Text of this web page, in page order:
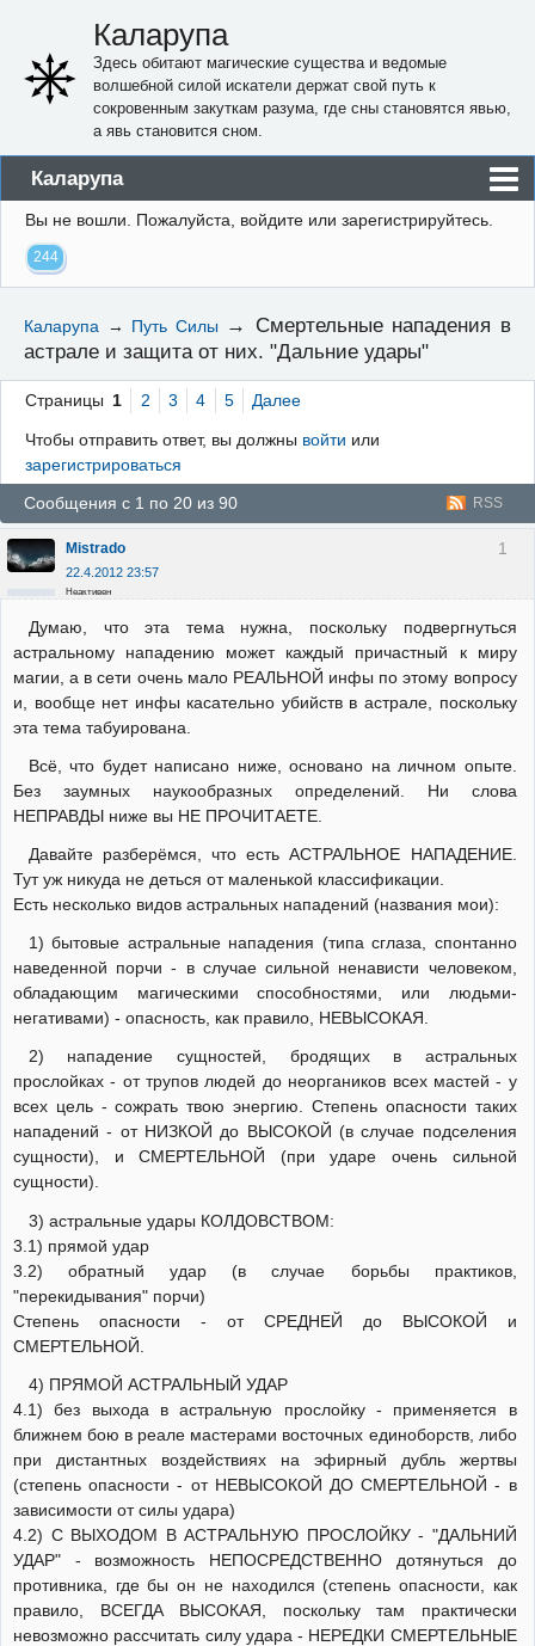
Каларупа
Здесь обитают магические существа и ведомые
волшебной силой искатели держат свой путь к
сокровенным закуткам разума, где сны становятся явью,
а явь становится сном.
Каларупа
Блог
Форум
Правила
Регистрация
Вход
Вы не вошли. Пожалуйста, войдите или зарегистрируйтесь.
244
Каларупа → Путь Силы → Смертельные нападения в
астрале и защита от них. "Дальние удары"
Страницы 1 2 3 4 5 Далее
Чтобы отправить ответ, вы должны войти или
зарегистрироваться
RSS
Сообщения с 1 по 20 из 90
1
Mistrado
22.4.2012 23:57
Неактивен
Думаю, что эта тема нужна, поскольку подвергнуться
астральному нападению может каждый причастный к миру
магии, а в сети очень мало РЕАЛЬНОЙ инфы по этому вопросу
и, вообще нет инфы касательно убийств в астрале, поскольку
эта тема табуирована.
Всё, что будет написано ниже, основано на личном опыте.
Без заумных наукообразных определений. Ни слова
НЕПРАВДЫ ниже вы НЕ ПРОЧИТАЕТЕ.
Давайте разберёмся, что есть АСТРАЛЬНОЕ НАПАДЕНИЕ.
Тут уж никуда не деться от маленькой классификации.
Есть несколько видов астральных нападений (названия мои):
1) бытовые астральные нападения (типа сглаза, спонтанно
наведенной порчи - в случае сильной ненависти человеком,
обладающим магическими способностями, или людьми-
негативами) - опасность, как правило, НЕВЫСОКАЯ.
2) нападение сущностей, бродящих в астральных
прослойках - от трупов людей до неоргаников всех мастей - у
всех цель - сожрать твою энергию. Степень опасности таких
нападений - от НИЗКОЙ до ВЫСОКОЙ (в случае подселения
сущности), и СМЕРТЕЛЬНОЙ (при ударе очень сильной
сущности).
3) астральные удары КОЛДОВСТВОМ:
3.1) прямой удар
3.2) обратный удар (в случае борьбы практиков,
"перекидывания" порчи)
Степень опасности - от СРЕДНЕЙ до ВЫСОКОЙ и
СМЕРТЕЛЬНОЙ.
4) ПРЯМОЙ АСТРАЛЬНЫЙ УДАР
4.1) без выхода в астральную прослойку - применяется в
ближнем бою в реале мастерами восточных единоборств, либо
при дистантных воздействиях на эфирный дубль жертвы
(степень опасности - от НЕВЫСОКОЙ ДО СМЕРТЕЛЬНОЙ - в
зависимости от силы удара)
4.2) С ВЫХОДОМ В АСТРАЛЬНУЮ ПРОСЛОЙКУ - "ДАЛЬНИЙ
УДАР" - возможность НЕПОСРЕДСТВЕННО дотянуться до
противника, где бы он не находился (степень опасности, как
правило, ВСЕГДА ВЫСОКАЯ, поскольку там практически
невозможно рассчитать силу удара - НЕРЕДКИ СМЕРТЕЛЬНЫЕ